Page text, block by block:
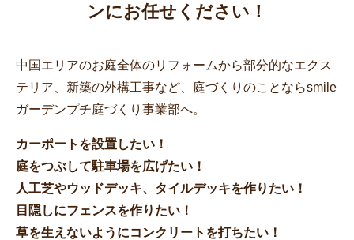
ンにお任せください！
中国エリアのお庭全体のリフォームから部分的なエクス
テリア、新築の外構工事など、庭づくりのことならsmile
ガーデンプチ庭づくり事業部へ。
カーポートを設置したい！
庭をつぶして駐車場を広げたい！
人工芝やウッドデッキ、タイルデッキを作りたい！
目隠しにフェンスを作りたい！
草を生えないようにコンクリートを打ちたい！